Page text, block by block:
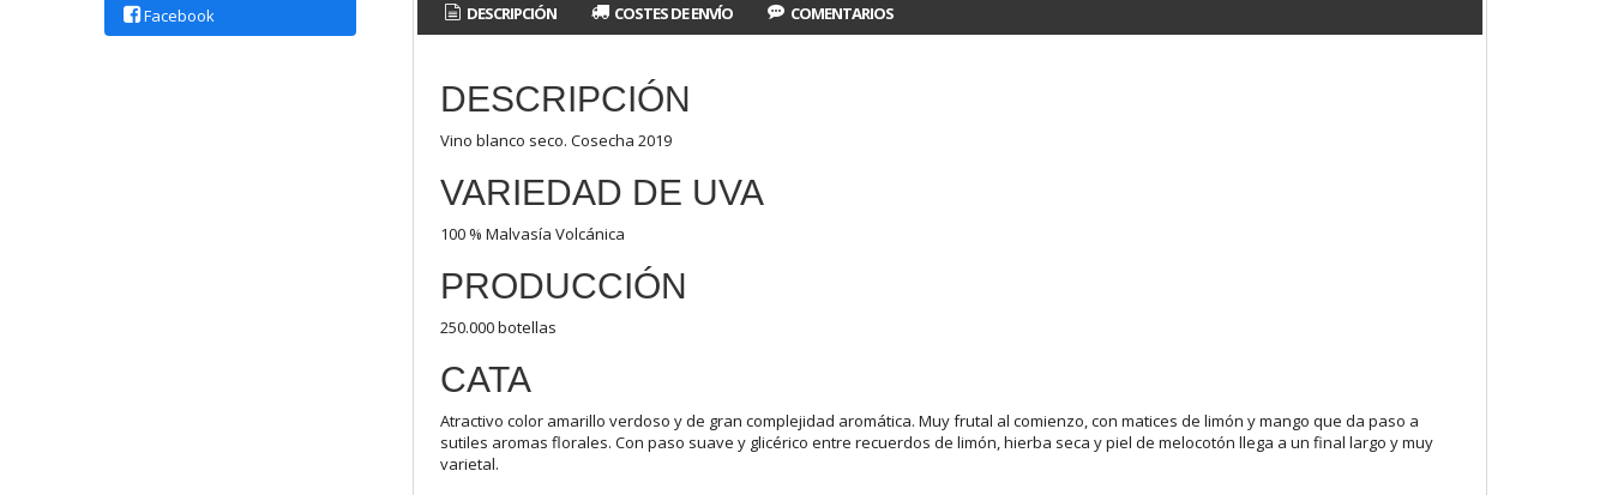
Facebook DESCRIPCIÓN COSTES DE ENVÍO COMENTARIOS
DESCRIPCIÓN
Vino blanco seco. Cosecha 2019
VARIEDAD DE UVA
100 % Malvasía Volcánica
PRODUCCIÓN
250.000 botellas
CATA
Atractivo color amarillo verdoso y de gran complejidad aromática. Muy frutal al comienzo, con matices de limón y mango que da paso a
sutiles aromas florales. Con paso suave y glicérico entre recuerdos de limón, hierba seca y piel de melocotón llega a un final largo y muy
varietal.